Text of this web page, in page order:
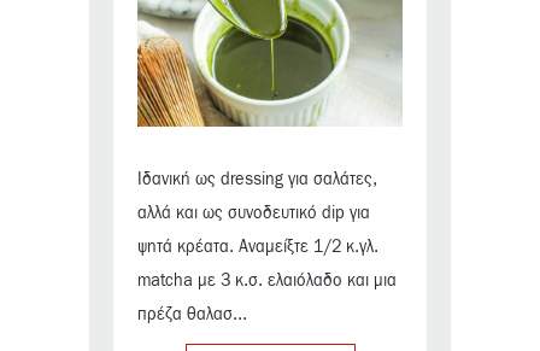
Ιδανική ως dressing για σαλάτες,
αλλά και ως συνοδευτικό dip για
ψητά κρέατα. Αναμείξτε 1/2 κ.γλ.
matcha με 3 κ.σ. ελαιόλαδο και μια
πρέζα θαλασ...